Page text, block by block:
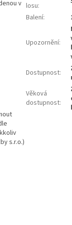
v
s.r.o.)
losu:
Balení:
Upozornění:
Dostupnost:
Věková
dostupnost: